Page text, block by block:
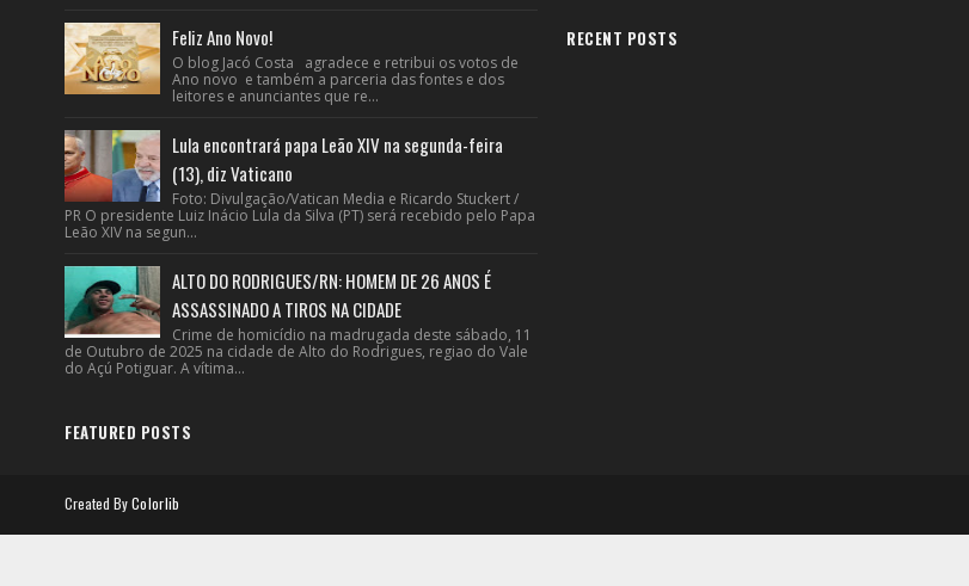
Feliz Ano Novo!
O blog Jacó Costa agradece e retribui os votos de
Ano novo e também a parceria das fontes e dos
leitores e anunciantes que re...
Lula encontrará papa Leão XIV na segunda-feira
(13), diz Vaticano
Foto: Divulgação/Vatican Media e Ricardo Stuckert /
PR O presidente Luiz Inácio Lula da Silva (PT) será recebido pelo Papa
Leão XIV na segun...
ALTO DO RODRIGUES/RN: HOMEM DE 26 ANOS É
ASSASSINADO A TIROS NA CIDADE
Crime de homicídio na madrugada deste sábado, 11
de Outubro de 2025 na cidade de Alto do Rodrigues, regiao do Vale
do Açú Potiguar. A vítima...
FEATURED POSTS
RECENT POSTS
Created ByColorlib